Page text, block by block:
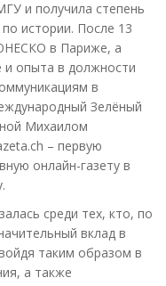
и получила степень
истории. После 13
в Париже, а
и опыта в должности
в
Зелёный
Михаилом
– первую
онлайн-газету в
среди тех, кто, по
вклад в
таким образом в
а также